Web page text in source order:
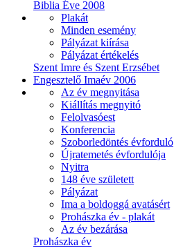
Biblia Éve 2008
Plakát
Minden esemény
Pályázat kiírása
Pályázat értékelés
Szent Imre és Szent Erzsébet
Engesztelő Imaév 2006
Az év megnyitása
Kiállítás megnyitó
Felolvasóest
Konferencia
Szoborledöntés évforduló
Újratemetés évfordulója
Nyitra
148 éve született
Pályázat
Ima a boldoggá avatásért
Prohászka év - plakát
Az év bezárása
Prohászka év